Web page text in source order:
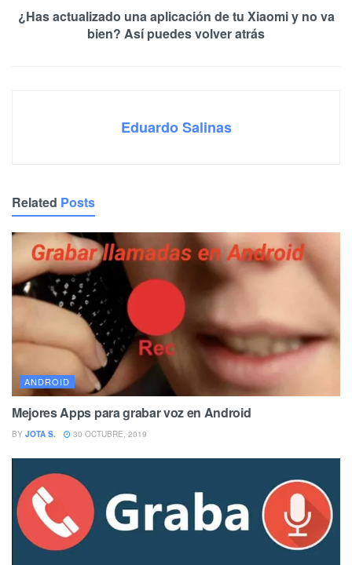
¿Has actualizado una aplicación de tu Xiaomi y no va
bien? Así puedes volver atrás
Eduardo Salinas
Related Posts
ANDROID
Mejores Apps para grabar voz en Android
BY JOTA S. 30 OCTUBRE, 2019